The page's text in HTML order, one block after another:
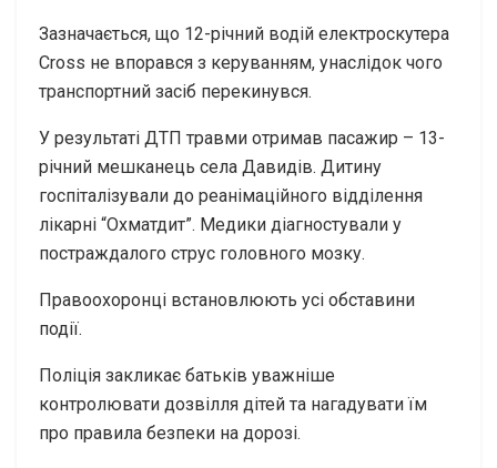
Зазначається, що 12-річний водій електроскутера
Cross не впорався з керуванням, унаслідок чого
транспортний засіб перекинувся.
У результаті ДТП травми отримав пасажир – 13-
річний мешканець села Давидів. Дитину
госпіталізували до реанімаційного відділення
лікарні “Охматдит”. Медики діагностували у
постраждалого струс головного мозку.
Правоохоронці встановлюють усі обставини
події.
Поліція закликає батьків уважніше
контролювати дозвілля дітей та нагадувати їм
про правила безпеки на дорозі.